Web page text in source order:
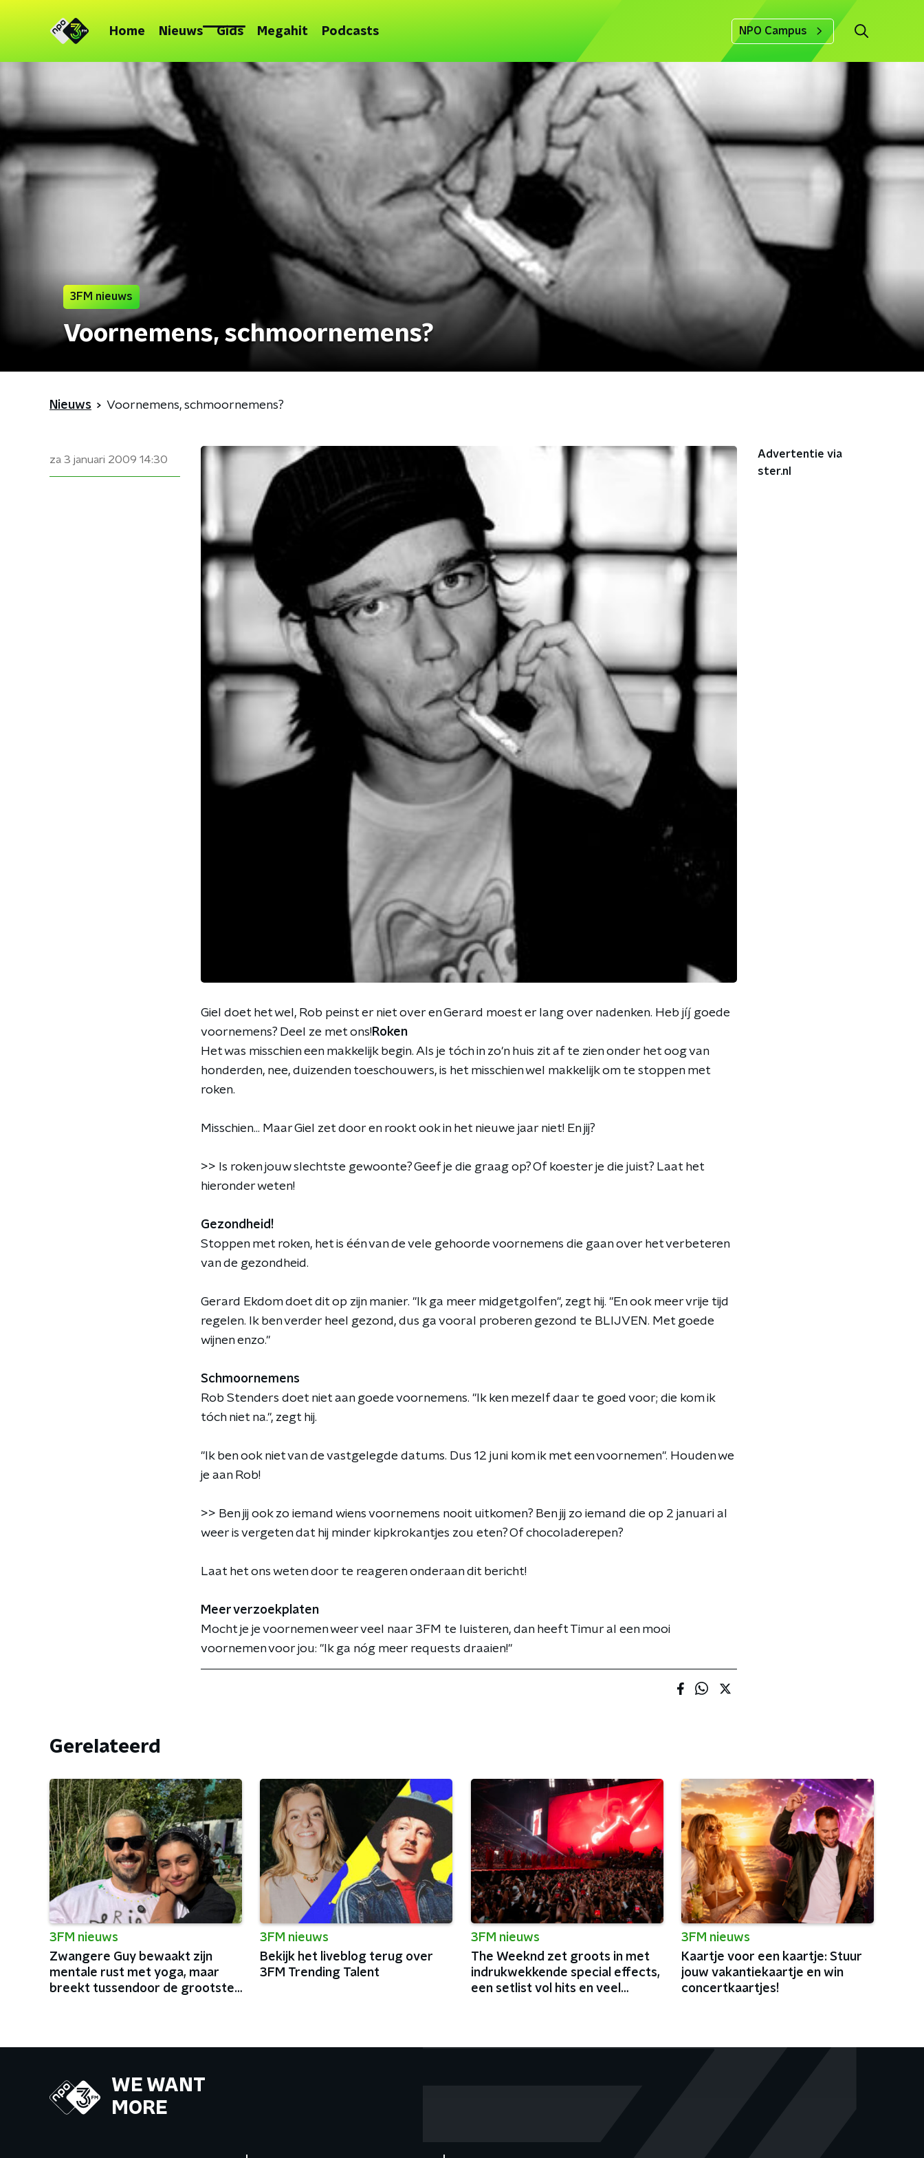
Home Nieuws Gids Megahit Podcasts NPO Campus
3FM nieuws
Voornemens, schmoornemens?
Nieuws Voornemens, schmoornemens?
za 3 januari 2009 14:30
Giel doet het wel, Rob peinst er niet over en Gerard moest er lang over nadenken. Heb jíj goede
voornemens? Deel ze met ons! Roken
Het was misschien een makkelijk begin. Als je tóch in zo'n huis zit af te zien onder het oog van
honderden, nee, duizenden toeschouwers, is het misschien wel makkelijk om te stoppen met
roken.
Misschien... Maar Giel zet door en rookt ook in het nieuwe jaar niet! En jij?
>> Is roken jouw slechtste gewoonte? Geef je die graag op? Of koester je die juist? Laat het
hieronder weten!
Gezondheid!
Stoppen met roken, het is één van de vele gehoorde voornemens die gaan over het verbeteren
van de gezondheid.
Gerard Ekdom doet dit op zijn manier. "Ik ga meer midgetgolfen", zegt hij. "En ook meer vrije tijd
regelen. Ik ben verder heel gezond, dus ga vooral proberen gezond te BLIJVEN. Met goede
wijnen enzo."
Schmoornemens
Rob Stenders doet niet aan goede voornemens. "Ik ken mezelf daar te goed voor; die kom ik
tóch niet na.", zegt hij.
"Ik ben ook niet van de vastgelegde datums. Dus 12 juni kom ik met een voornemen". Houden we
je aan Rob!
>> Ben jij ook zo iemand wiens voornemens nooit uitkomen? Ben jij zo iemand die op 2 januari al
weer is vergeten dat hij minder kipkrokantjes zou eten? Of chocoladerepen?
Laat het ons weten door te reageren onderaan dit bericht!
Meer verzoekplaten
Mocht je je voornemen weer veel naar 3FM te luisteren, dan heeft Timur al een mooi
voornemen voor jou: "Ik ga nóg meer requests draaien!"
Advertentie via
ster.nl
Gerelateerd
3FM nieuws
Zwangere Guy bewaakt zijn
mentale rust met yoga, maar
breekt tussendoor de grootste
3FM nieuws
Bekijk het liveblog terug over
3FM Trending Talent
3FM nieuws
The Weeknd zet groots in met
indrukwekkende special effects,
een setlist vol hits en veel
3FM nieuws
Kaartje voor een kaartje: Stuur
jouw vakantiekaartje en win
concertkaartjes!
WE WANT
MORE